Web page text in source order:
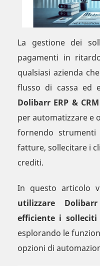
La gestione dei
pagamenti in
qualsiasi azienda
flusso di cassa ed
Dolibarr ERP & CRM
per automatizzare e
fornendo
fatture, sollecitare i
crediti.
In questo articolo
utilizzare
efficiente i
esplorando le
opzioni di